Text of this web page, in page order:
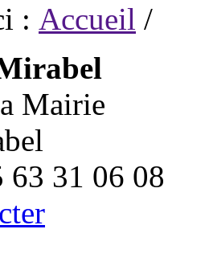
: Accueil /
Mairie
31 06 08